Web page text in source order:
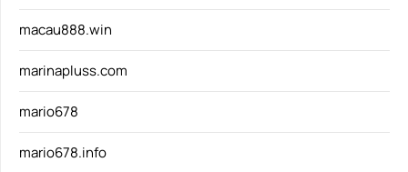
macau888.win
marinapluss.com
mario678
mario678.info